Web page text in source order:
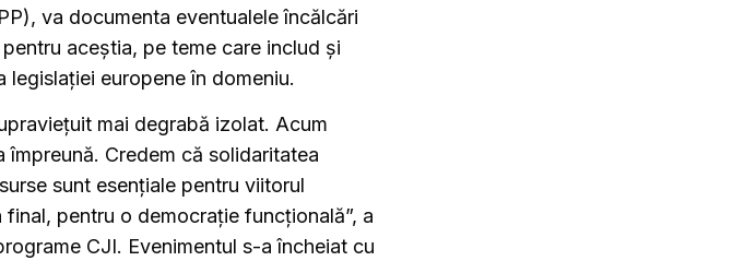
va documenta eventualele încălcări
aceștia, pe teme care includ și
europene în domeniu.
mai degrabă izolat. Acum
Credem că solidaritatea
sunt esențiale pentru viitorul
pentru o democrație funcțională”, a
CJI. Evenimentul s-a încheiat cu